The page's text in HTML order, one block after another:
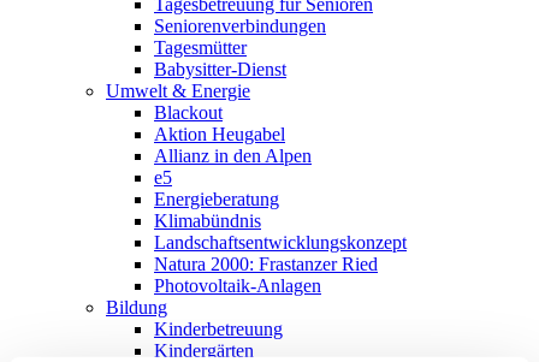
Tagesbetreuung für Senioren
Seniorenverbindungen
Tagesmütter
Babysitter-Dienst
Umwelt & Energie
Blackout
Aktion Heugabel
Allianz in den Alpen
e5
Energieberatung
Klimabündnis
Landschaftsentwicklungskonzept
Natura 2000: Frastanzer Ried
Photovoltaik-Anlagen
Bildung
Kinderbetreuung
Kindergärten